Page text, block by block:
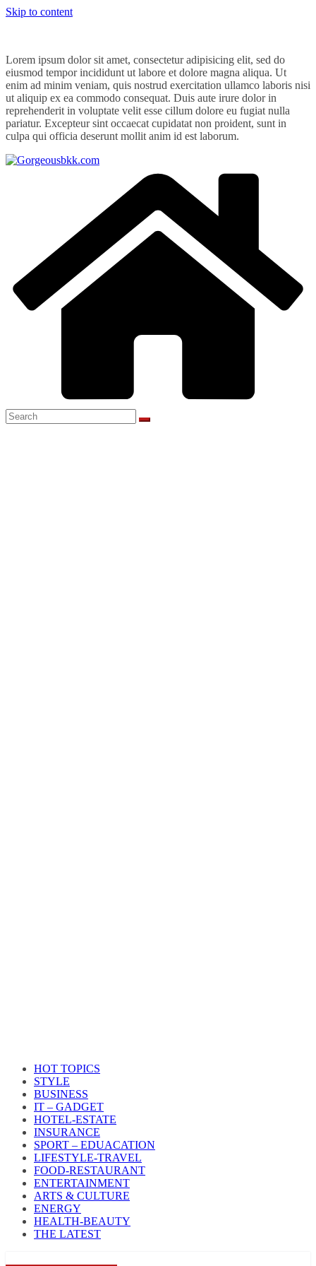
Skip to content
Lorem ipsum dolor sit amet, consectetur adipisicing elit, sed do
eiusmod tempor incididunt ut labore et dolore magna aliqua. Ut
enim ad minim veniam, quis nostrud exercitation ullamco laboris nisi
ut aliquip ex ea commodo consequat. Duis aute irure dolor in
reprehenderit in voluptate velit esse cillum dolore eu fugiat nulla
pariatur. Excepteur sint occaecat cupidatat non proident, sunt in
culpa qui officia deserunt mollit anim id est laborum.
HOT TOPICS
STYLE
BUSINESS
IT – GADGET
HOTEL-ESTATE
INSURANCE
SPORT – EDUACATION
LIFESTYLE​-TRAVEL​
FOOD-RESTAURANT
ENTERTAINMENT
ARTS & CULTURE
ENERGY
HEALTH​-BEAUTY
THE LATEST